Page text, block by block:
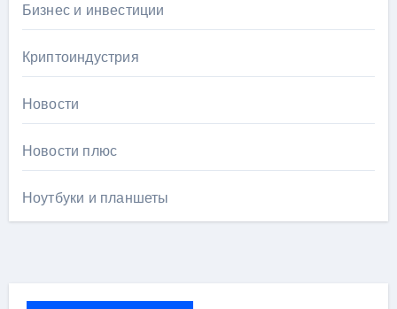
Бизнес и инвестиции
Криптоиндустрия
Новости
Новости плюс
Ноутбуки и планшеты